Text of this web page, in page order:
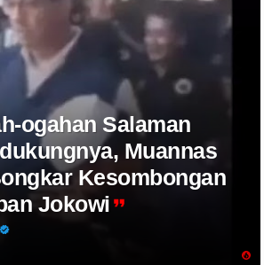
ogahan Salaman
Muannas
Kesombongan
Jokowi